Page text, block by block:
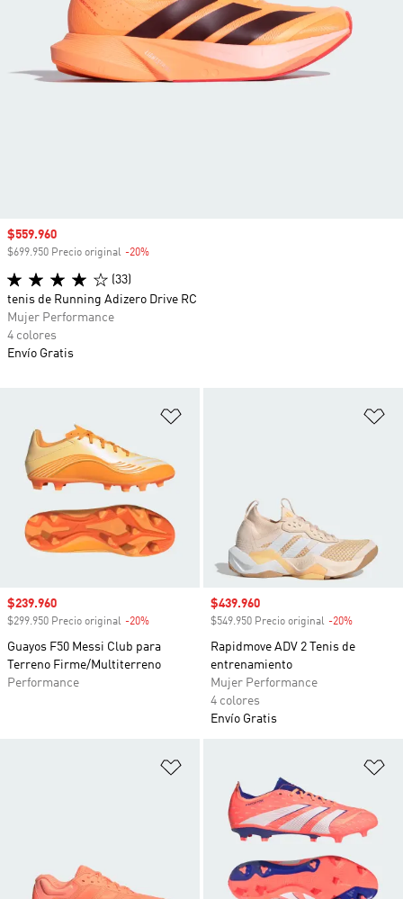
Precio de venta
$239.960
$299.950 Precio original -20%
Guayos F50 Messi Club para
Terreno Firme/Multiterreno
Performance
Precio de venta
$439.960
$549.950 Precio original -20%
Rapidmove ADV 2 Tenis de
entrenamiento
Mujer Performance
4 colores
Envío Gratis
Precio de venta
$559.960
$699.950 Precio original -20%
(33)
tenis de Running Adizero Drive RC
Mujer Performance
4 colores
Envío Gratis